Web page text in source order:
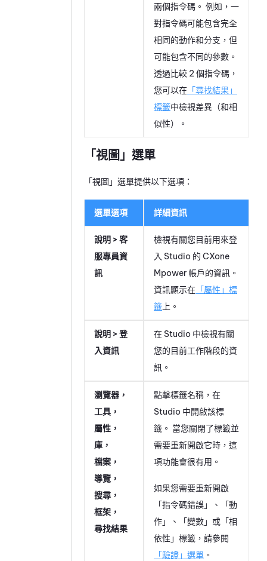
兩個指令碼。 例如，一
對指令碼可能包含完全
相同的動作和分支，但
可能包含不同的參數。
透過比較 2 個指令碼，
您可以在 「尋找結果」
標籤中檢視差異（和相
似性）。
「視圖」選單
「視圖」選單提供以下選項：
選單選項 詳細資訊
說明 > 客
服專員資
訊
檢視有關您目前用來登
入 Studio 的 CXone
Mpower 帳戶的資訊。
資訊顯示在 「屬性」標
籤 上。
說明 > 登
入資訊
在 Studio 中檢視有關
您的目前工作階段的資
訊。
瀏覽器，
工具，
屬性，
庫，
檔案，
導覽，
搜尋，
框架，
尋找結果
點擊標籤名稱，在
Studio 中開啟該標
籤。 當您關閉了標籤並
需要重新開啟它時，這
項功能會很有用。
如果您需要重新開啟
「指令碼錯誤」、「動
作」、「變數」或「相
依性」標籤，請參閱
「驗證」選單 。